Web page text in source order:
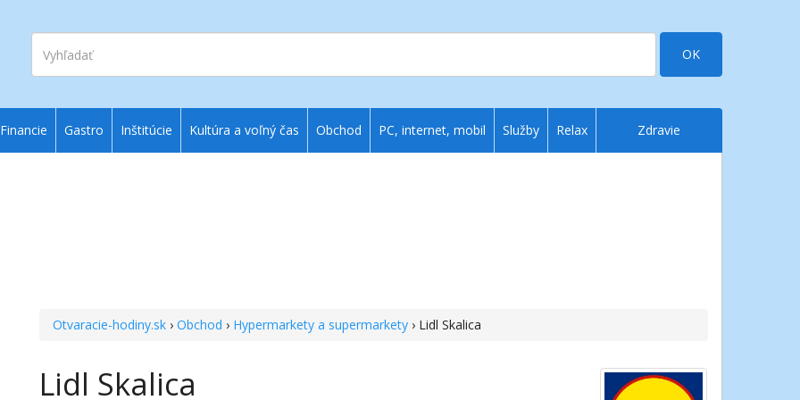
Vyhľadať
OK
Otvaracie-hodiny.sk ›Obchod › Hypermarkety a supermarkety › Lidl Skalica
Lidl Skalica
Financie Gastro Inštitúcie Kultúra a voľný čas Obchod PC, internet, mobil Služby Relax Zdravie